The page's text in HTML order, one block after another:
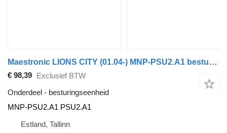
Maestronic LIONS CITY (01.04-) MNP-PSU2.A1 besturingseenheid voor MAN bus
€ 98,39 Exclusief BTW
Onderdeel - besturingseenheid
MNP-PSU2.A1 PSU2.A1
Estland, Tallinn